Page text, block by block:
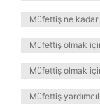
Müfettiş ne kadar
Müfettiş olmak
Müfettiş olmak
Müfettiş